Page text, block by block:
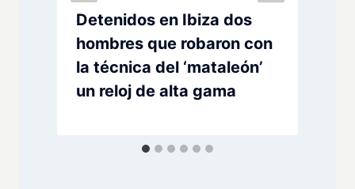
Detenidos en Ibiza dos
hombres que robaron con
la técnica del ‘mataleón’
un reloj de alta gama